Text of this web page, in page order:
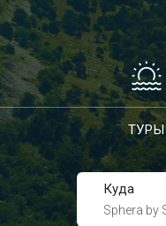
ТУРЫ
Куда
Sphera by